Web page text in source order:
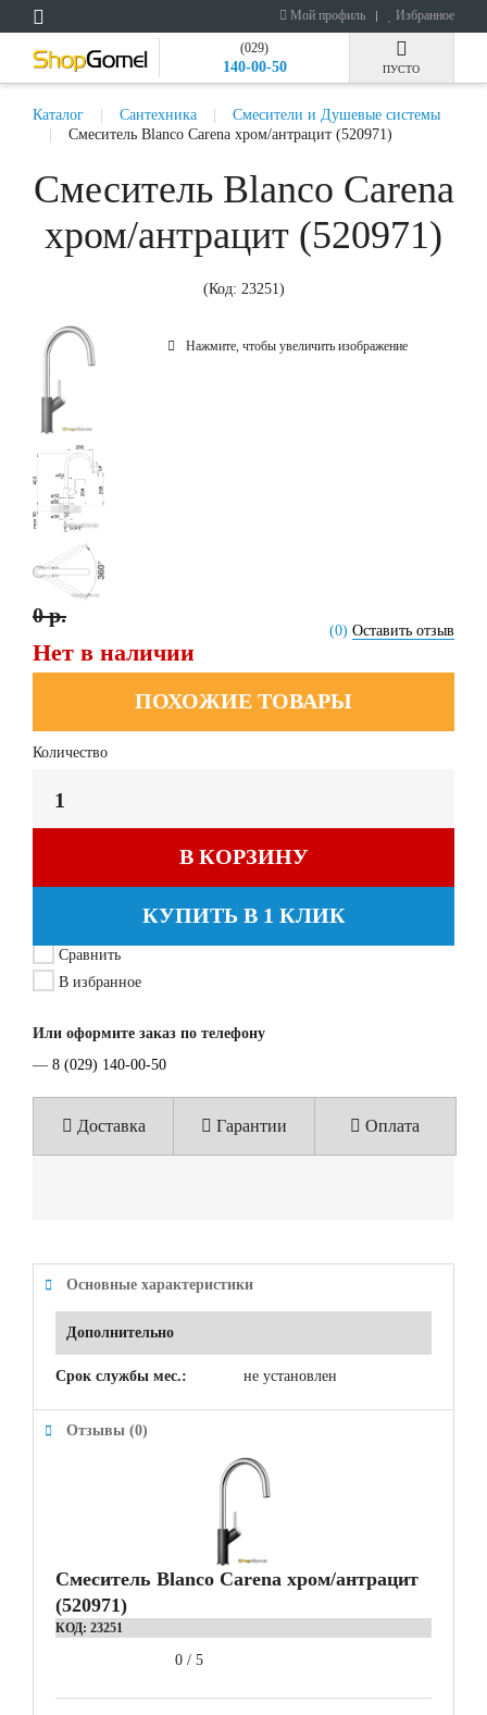
Мой профиль Избранное
(029)
140-00-50 ПУСТО
Каталог Сантехника
Смесители и Душевые системы
Смеситель Blanco Carena хром/антрацит (520971)
Смеситель Blanco Carena
хром/антрацит (520971)
(Код: 23251)
Нажмите, чтобы увеличить изображение
(0) Оставить отзыв
0 р.
Нет в наличии
ПОХОЖИЕ ТОВАРЫ
Количество
В КОРЗИНУ
КУПИТЬ В 1 КЛИК
Сравнить
В избранное
Или оформите заказ по телефону
— 8 (029) 140-00-50
Доставка Гарантии Оплата
Основные характеристики
Дополнительно
Срок службы мес.: не установлен
Отзывы (0)
Смеситель Blanco Carena хром/антрацит
(520971)
КОД: 23251
0 / 5